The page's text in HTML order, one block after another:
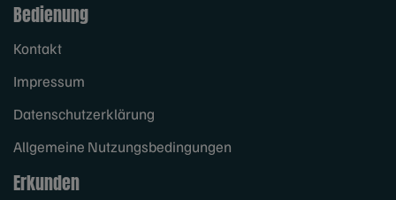
Bedienung
Kontakt
Impressum
Datenschutzerklärung
Allgemeine Nutzungsbedingungen
Erkunden